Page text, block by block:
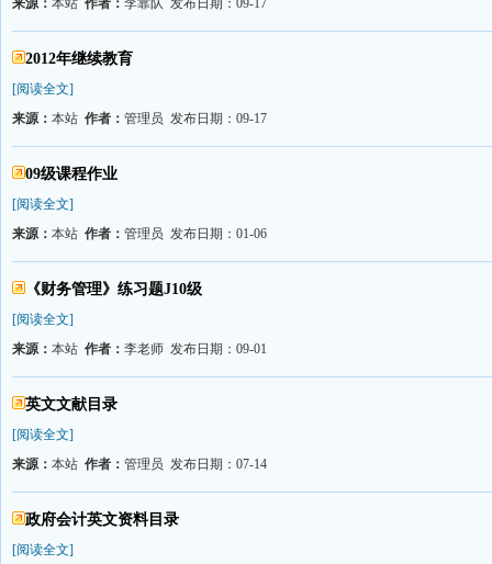
来源： 本站 作者： 李靠队 发布日期：09-17
2012年继续教育
[阅读全文]
来源： 本站 作者： 管理员 发布日期：09-17
09级课程作业
[阅读全文]
来源： 本站 作者： 管理员 发布日期：01-06
《财务管理》练习题J10级
[阅读全文]
来源： 本站 作者： 李老师 发布日期：09-01
英文文献目录
[阅读全文]
来源： 本站 作者： 管理员 发布日期：07-14
政府会计英文资料目录
[阅读全文]